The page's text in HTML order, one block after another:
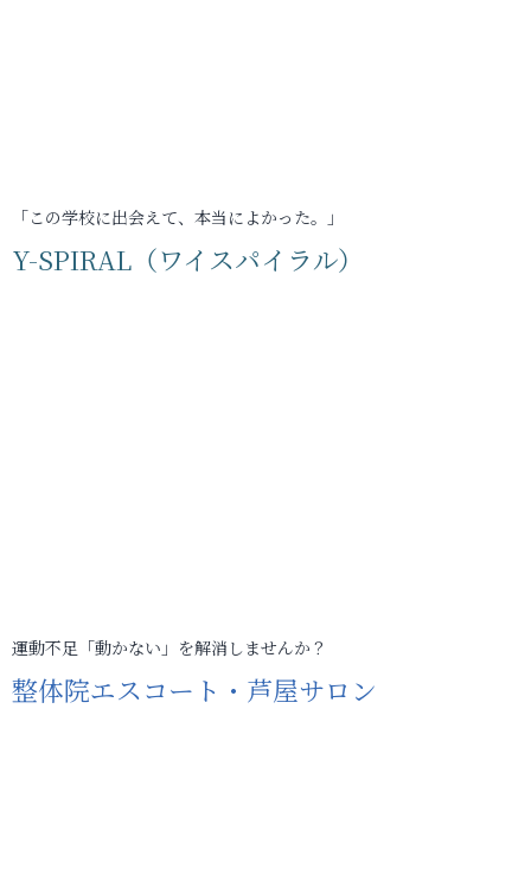
「この学校に出会えて、本当によかった。」
Y-SPIRAL（ワイスパイラル）
運動不足「動かない」を解消しませんか？
整体院エスコート・芦屋サロン